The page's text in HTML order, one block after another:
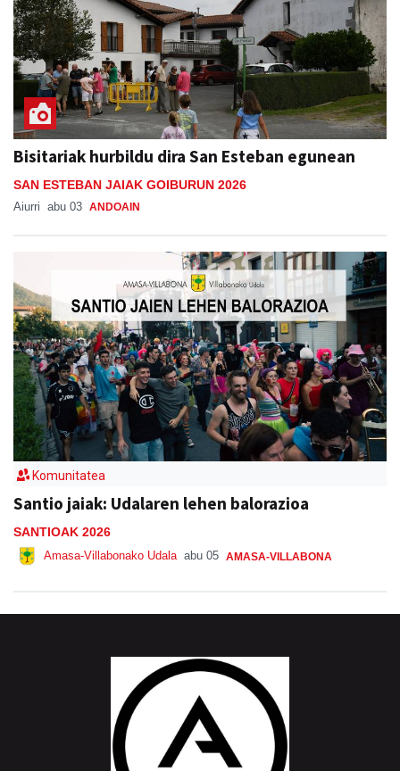
Bisitariak hurbildu dira San Esteban egunean
SAN ESTEBAN JAIAK GOIBURUN 2026
Aiurri abu 03 ANDOAIN
Komunitatea
Santio jaiak: Udalaren lehen balorazioa
SANTIOAK 2026
Amasa-Villabonako Udala abu 05 AMASA-VILLABONA